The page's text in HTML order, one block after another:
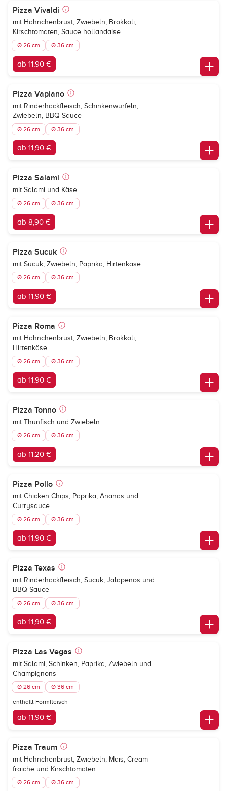
Pizza Vivaldi
mit Hähnchenbrust, Zwiebeln, Brokkoli,
Kirschtomaten, Sauce hollandaise
Ø 26 cm Ø 36 cm
ab 11,90 €
Pizza Vapiano
mit Rinderhackfleisch, Schinkenwürfeln,
Zwiebeln, BBQ-Sauce
Ø 26 cm Ø 36 cm
ab 11,90 €
Pizza Salami
mit Salami und Käse
Ø 26 cm Ø 36 cm
ab 8,90 €
Pizza Sucuk
mit Sucuk, Zwiebeln, Paprika, Hirtenkäse
Ø 26 cm Ø 36 cm
ab 11,90 €
Pizza Roma
mit Hähnchenbrust, Zwiebeln, Brokkoli,
Hirtenkäse
Ø 26 cm Ø 36 cm
ab 11,90 €
Pizza Tonno
mit Thunfisch und Zwiebeln
Ø 26 cm Ø 36 cm
ab 11,20 €
Pizza Pollo
mit Chicken Chips, Paprika, Ananas und
Currysauce
Ø 26 cm Ø 36 cm
ab 11,90 €
Pizza Texas
mit Rinderhackfleisch, Sucuk, Jalapenos und
BBQ-Sauce
Ø 26 cm Ø 36 cm
ab 11,90 €
Pizza Las Vegas
mit Salami, Schinken, Paprika, Zwiebeln und
Champignons
Ø 26 cm Ø 36 cm
enthällt Formfleisch
ab 11,90 €
Pizza Traum
mit Hähnchenbrust, Zwiebeln, Mais, Cream
fraiche und Kirschtomaten
Ø 26 cm Ø 36 cm